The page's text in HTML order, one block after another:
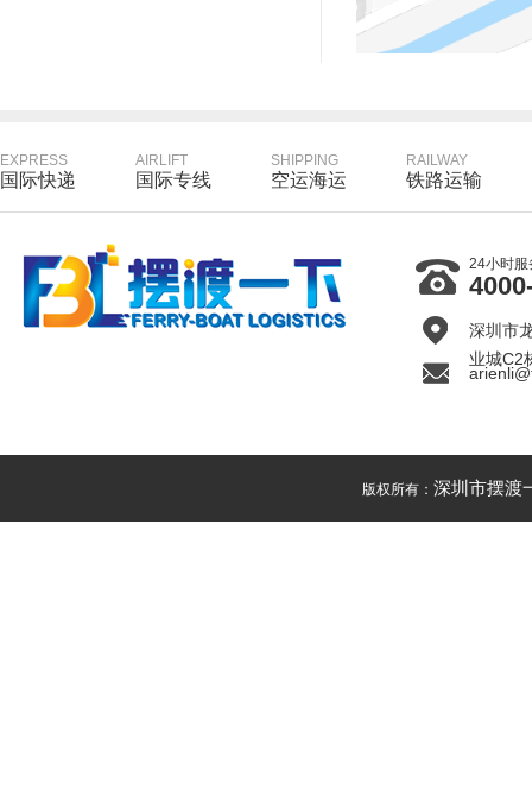
EXPRESS
国际快递
AIRLIFT
国际专线
SHIPPING
空运海运
RAILWAY
铁路运输
24小时服
深圳市
业城C2
版权所有： 深圳市摆渡